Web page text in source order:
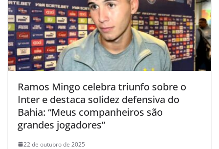
Ramos Mingo celebra triunfo sobre o
Inter e destaca solidez defensiva do
Bahia: “Meus companheiros são
grandes jogadores”
22 de outubro de 2025